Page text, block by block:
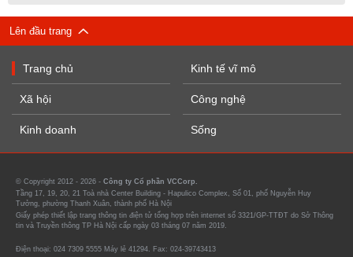
Lên đầu trang
Trang chủ
Xã hội
Kinh doanh
Kinh tế vĩ mô
Công nghệ
Sống
© Copyright 2012 - 2026 - Công ty Cổ phần VCCorp.
Tầng 17, 19, 20, 21 Toà nhà Center Building - Hapulico Complex, Số 01, phố Nguyễn Huy
Tưởng, phường Thanh Xuân, thành phố Hà Nội
Giấy phép thiết lập trang thông tin điện tử tổng hợp trên internet số 3321/GP-TTĐT do Sở Thông
tin và Truyền thông TP Hà Nội cấp ngày 03 tháng 07 năm 2019.
Điện thoại: 024 7309 5555 Máy lẻ 41294. Fax: 024-39743413